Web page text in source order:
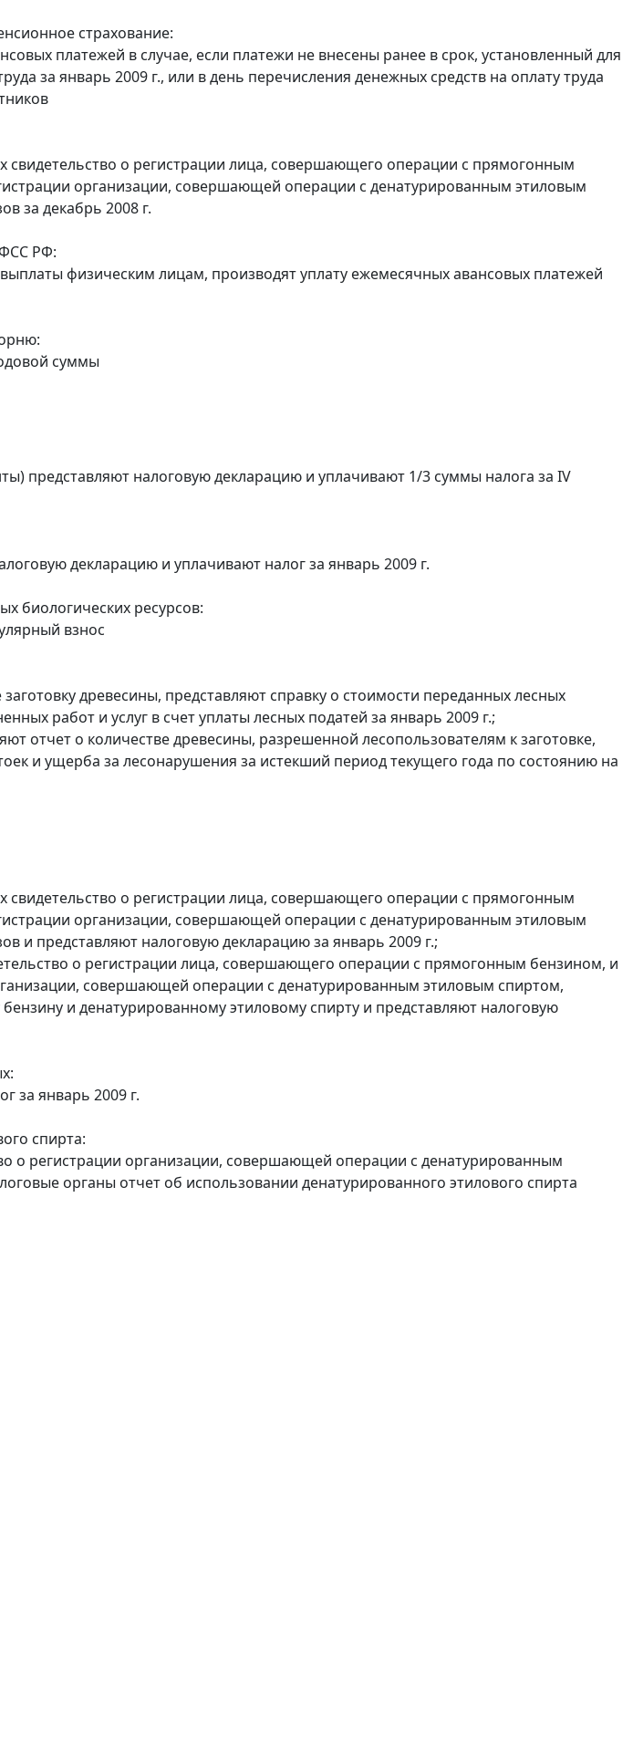
страхование:
платежей в случае, если платежи не внесены ранее в срок, установленный для
за январь 2009 г., или в день перечисления денежных средств на оплату труда
о регистрации лица, совершающего операции с прямогонным
организации, совершающей операции с денатурированным этиловым
за декабрь 2008 г.
РФ:
физическим лицам, производят уплату ежемесячных авансовых платежей
суммы
представляют налоговую декларацию и уплачивают 1/3 суммы налога за IV
декларацию и уплачивают налог за январь 2009 г.
биологических ресурсов:
взнос
древесины, представляют справку о стоимости переданных лесных
работ и услуг в счет уплаты лесных податей за январь 2009 г.;
отчет о количестве древесины, разрешенной лесопользователям к заготовке,
и ущерба за лесонарушения за истекший период текущего года по состоянию на
о регистрации лица, совершающего операции с прямогонным
организации, совершающей операции с денатурированным этиловым
и представляют налоговую декларацию за январь 2009 г.;
о регистрации лица, совершающего операции с прямогонным бензином, и
совершающей операции с денатурированным этиловым спиртом,
и денатурированному этиловому спирту и представляют налоговую
за январь 2009 г.
спирта:
о регистрации организации, совершающей операции с денатурированным
органы отчет об использовании денатурированного этилового спирта